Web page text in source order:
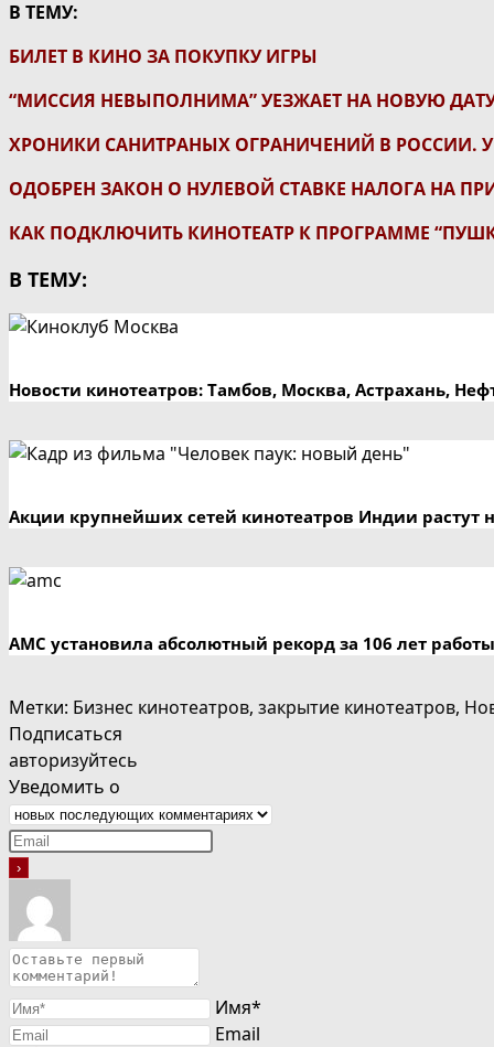
В ТЕМУ:
БИЛЕТ В КИНО ЗА ПОКУПКУ ИГРЫ
“МИССИЯ НЕВЫПОЛНИМА” УЕЗЖАЕТ НА НОВУЮ
ХРОНИКИ САНИТРАНЫХ ОГРАНИЧЕНИЙ В РОССИИ.
ОДОБРЕН ЗАКОН О НУЛЕВОЙ СТАВКЕ НАЛОГА НА
КАК ПОДКЛЮЧИТЬ КИНОТЕАТР К ПРОГРАММЕ
В ТЕМУ:
Новости кинотеатров: Тамбов, Москва, Астрахань,
Акции крупнейших сетей кинотеатров Индии растут
AMC установила абсолютный рекорд за 106 лет
Метки: Бизнес кинотеатров, закрытие кинотеатров,
Подписаться
авторизуйтесь
Уведомить о
Имя*
Email